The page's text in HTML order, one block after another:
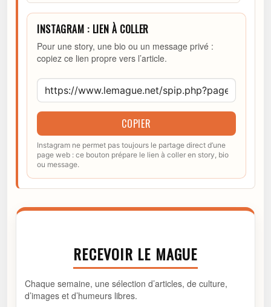
INSTAGRAM : LIEN À COLLER
Pour une story, une bio ou un message privé :
copiez ce lien propre vers l’article.
COPIER
Instagram ne permet pas toujours le partage direct d’une
page web : ce bouton prépare le lien à coller en story, bio
ou message.
RECEVOIR LE MAGUE
Chaque semaine, une sélection d’articles, de culture,
d’images et d’humeurs libres.